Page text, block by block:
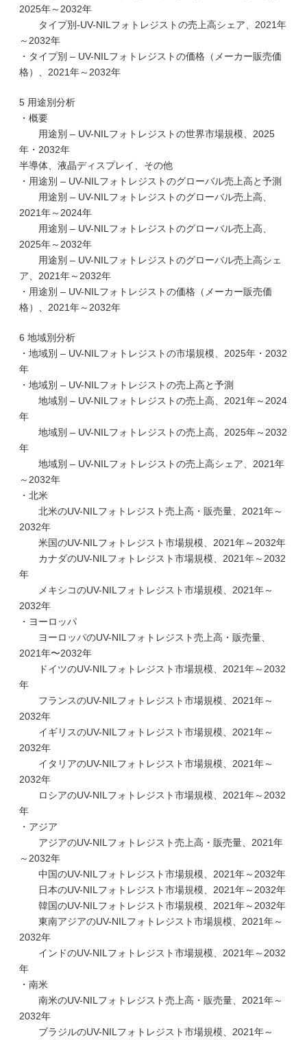
2025年～2032年
タイプ別-UV-NILフォトレジストの売上高シェア、2021年
～2032年
・タイプ別 – UV-NILフォトレジストの価格（メーカー販売価
格）、2021年～2032年
5 用途別分析
・概要
用途別 – UV-NILフォトレジストの世界市場規模、2025
年・2032年
半導体、液晶ディスプレイ、その他
・用途別 – UV-NILフォトレジストのグローバル売上高と予測
用途別 – UV-NILフォトレジストのグローバル売上高、
2021年～2024年
用途別 – UV-NILフォトレジストのグローバル売上高、
2025年～2032年
用途別 – UV-NILフォトレジストのグローバル売上高シェ
ア、2021年～2032年
・用途別 – UV-NILフォトレジストの価格（メーカー販売価
格）、2021年～2032年
6 地域別分析
・地域別 – UV-NILフォトレジストの市場規模、2025年・2032
年
・地域別 – UV-NILフォトレジストの売上高と予測
地域別 – UV-NILフォトレジストの売上高、2021年～2024
年
地域別 – UV-NILフォトレジストの売上高、2025年～2032
年
地域別 – UV-NILフォトレジストの売上高シェア、2021年
～2032年
・北米
北米のUV-NILフォトレジスト売上高・販売量、2021年～
2032年
米国のUV-NILフォトレジスト市場規模、2021年～2032年
カナダのUV-NILフォトレジスト市場規模、2021年～2032
年
メキシコのUV-NILフォトレジスト市場規模、2021年～
2032年
・ヨーロッパ
ヨーロッパのUV-NILフォトレジスト売上高・販売量、
2021年〜2032年
ドイツのUV-NILフォトレジスト市場規模、2021年～2032
年
フランスのUV-NILフォトレジスト市場規模、2021年～
2032年
イギリスのUV-NILフォトレジスト市場規模、2021年～
2032年
イタリアのUV-NILフォトレジスト市場規模、2021年～
2032年
ロシアのUV-NILフォトレジスト市場規模、2021年～2032
年
・アジア
アジアのUV-NILフォトレジスト売上高・販売量、2021年
～2032年
中国のUV-NILフォトレジスト市場規模、2021年～2032年
日本のUV-NILフォトレジスト市場規模、2021年～2032年
韓国のUV-NILフォトレジスト市場規模、2021年～2032年
東南アジアのUV-NILフォトレジスト市場規模、2021年～
2032年
インドのUV-NILフォトレジスト市場規模、2021年～2032
年
・南米
南米のUV-NILフォトレジスト売上高・販売量、2021年～
2032年
ブラジルのUV-NILフォトレジスト市場規模、2021年～